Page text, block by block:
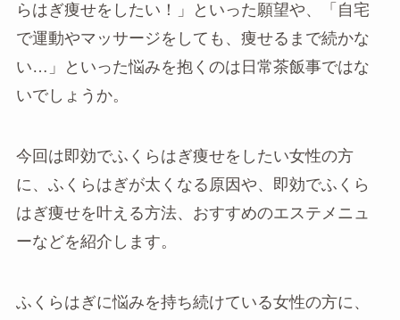
らはぎ痩せをしたい！」といった願望や、「自宅
で運動やマッサージをしても、痩せるまで続かな
い…」といった悩みを抱くのは日常茶飯事ではな
いでしょうか。
今回は即効でふくらはぎ痩せをしたい女性の方
に、ふくらはぎが太くなる原因や、即効でふくら
はぎ痩せを叶える方法、おすすめのエステメニュ
ーなどを紹介します。
ふくらはぎに悩みを持ち続けている女性の方に、